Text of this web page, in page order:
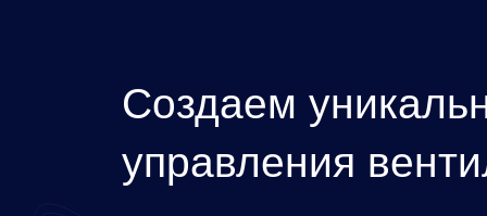
приточно-вытяжной